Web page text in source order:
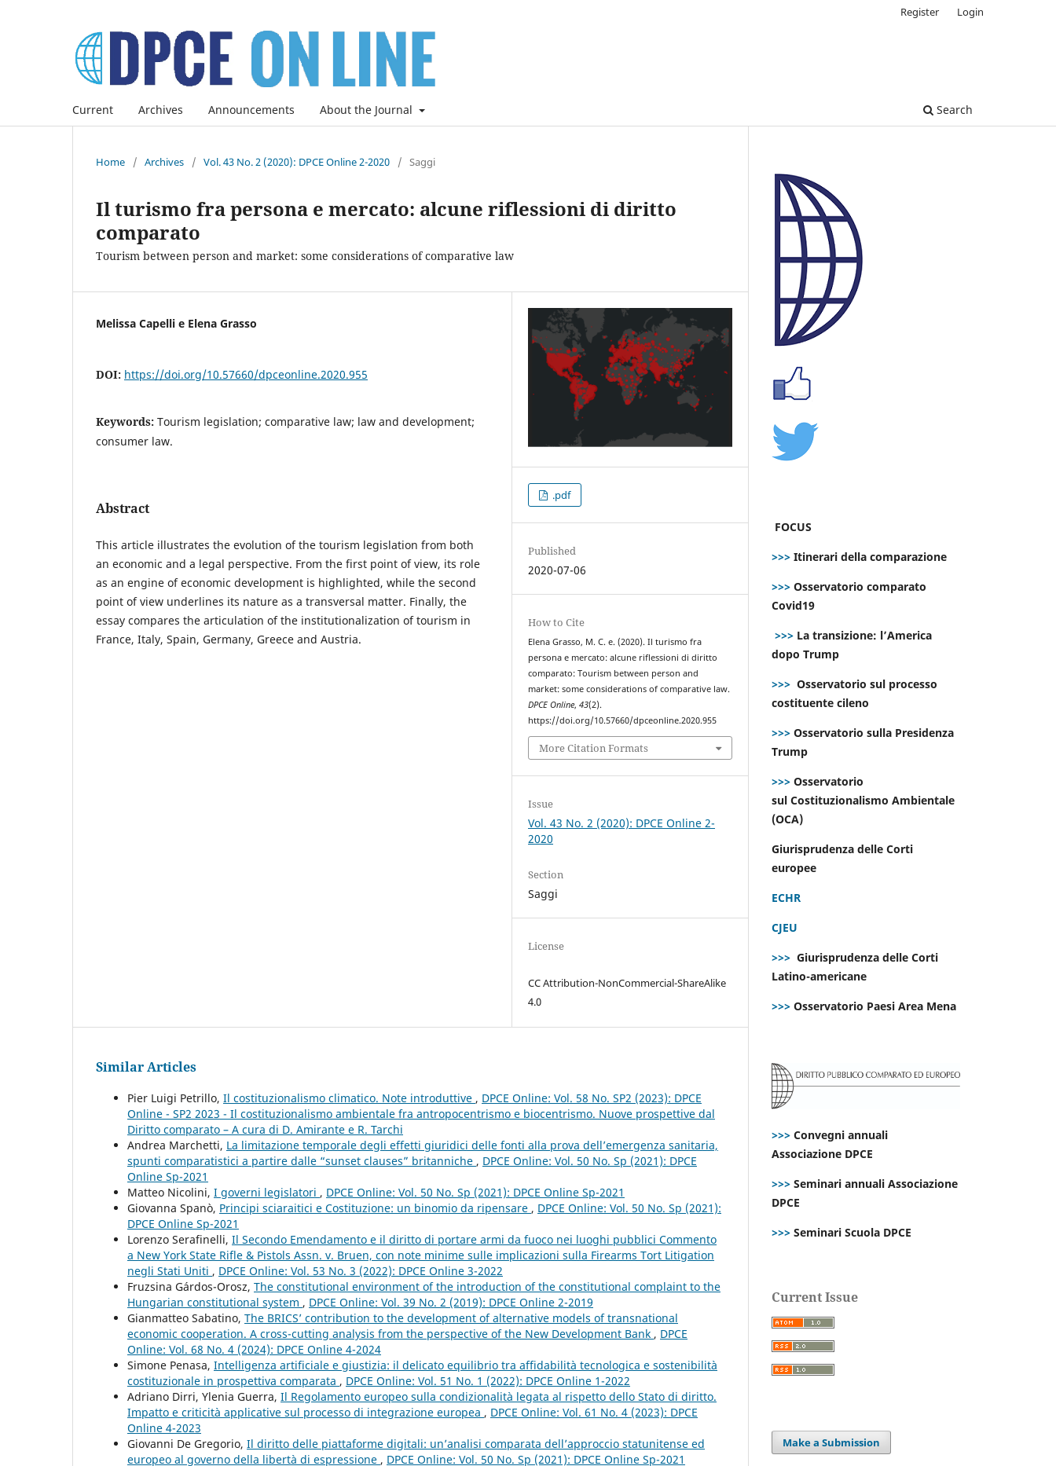
Current Archives Announcements About the Journal Search
Register Login
Home / Archives / Vol. 43 No. 2 (2020): DPCE Online 2-2020 / Saggi
Il turismo fra persona e mercato: alcune riflessioni di diritto
comparato
Tourism between person and market: some considerations of comparative law
Melissa Capelli e Elena Grasso
DOI: https://doi.org/10.57660/dpceonline.2020.955
Keywords: Tourism legislation; comparative law; law and development;
consumer law.
Abstract
This article illustrates the evolution of the tourism legislation from both
an economic and a legal perspective. From the first point of view, its role
as an engine of economic development is highlighted, while the second
point of view underlines its nature as a transversal matter. Finally, the
essay compares the articulation of the institutionalization of tourism in
France, Italy, Spain, Germany, Greece and Austria.
.pdf
Published
2020-07-06
How to Cite
Elena Grasso, M. C. e. (2020). Il turismo fra
persona e mercato: alcune riflessioni di diritto
comparato: Tourism between person and
market: some considerations of comparative law.
DPCE Online,43(2).
https://doi.org/10.57660/dpceonline.2020.955
More Citation Formats
Issue
Vol. 43 No. 2 (2020): DPCE Online 2-
2020
Section
Saggi
License
CC Attribution-NonCommercial-ShareAlike
4.0
Similar Articles
Pier Luigi Petrillo, Il costituzionalismo climatico. Note introduttive , DPCE Online: Vol. 58 No. SP2 (2023): DPCE
Online - SP2 2023 - Il costituzionalismo ambientale fra antropocentrismo e biocentrismo. Nuove prospettive dal
Diritto comparato – A cura di D. Amirante e R. Tarchi
Andrea Marchetti, La limitazione temporale degli effetti giuridici delle fonti alla prova dell’emergenza sanitaria,
spunti comparatistici a partire dalle “sunset clauses” britanniche , DPCE Online: Vol. 50 No. Sp (2021): DPCE
Online Sp-2021
Matteo Nicolini, I governi legislatori , DPCE Online: Vol. 50 No. Sp (2021): DPCE Online Sp-2021
Giovanna Spanò, Principi sciaraitici e Costituzione: un binomio da ripensare , DPCE Online: Vol. 50 No. Sp (2021):
DPCE Online Sp-2021
Lorenzo Serafinelli, Il Secondo Emendamento e il diritto di portare armi da fuoco nei luoghi pubblici Commento
a New York State Rifle & Pistols Assn. v. Bruen, con note minime sulle implicazioni sulla Firearms Tort Litigation
negli Stati Uniti , DPCE Online: Vol. 53 No. 3 (2022): DPCE Online 3-2022
Fruzsina Gárdos-Orosz, The constitutional environment of the introduction of the constitutional complaint to the
Hungarian constitutional system , DPCE Online: Vol. 39 No. 2 (2019): DPCE Online 2-2019
Gianmatteo Sabatino, The BRICS’ contribution to the development of alternative models of transnational
economic cooperation. A cross-cutting analysis from the perspective of the New Development Bank , DPCE
Online: Vol. 68 No. 4 (2024): DPCE Online 4-2024
Simone Penasa, Intelligenza artificiale e giustizia: il delicato equilibrio tra affidabilità tecnologica e sostenibilità
costituzionale in prospettiva comparata , DPCE Online: Vol. 51 No. 1 (2022): DPCE Online 1-2022
Adriano Dirri, Ylenia Guerra, Il Regolamento europeo sulla condizionalità legata al rispetto dello Stato di diritto.
Impatto e criticità applicative sul processo di integrazione europea , DPCE Online: Vol. 61 No. 4 (2023): DPCE
Online 4-2023
Giovanni De Gregorio, Il diritto delle piattaforme digitali: un’analisi comparata dell’approccio statunitense ed
europeo al governo della libertà di espressione , DPCE Online: Vol. 50 No. Sp (2021): DPCE Online Sp-2021
FOCUS
>>> Itinerari della comparazione
>>> Osservatorio comparato
Covid19
>>> La transizione: l’America
dopo Trump
>>> Osservatorio sul processo
costituente cileno
>>> Osservatorio sulla Presidenza
Trump
>>> Osservatorio
sul Costituzionalismo Ambientale
(OCA)
Giurisprudenza delle Corti
europee
ECHR
CJEU
>>> Giurisprudenza delle Corti
Latino-americane
>>> Osservatorio Paesi Area Mena
>>> Convegni annuali
Associazione DPCE
>>> Seminari annuali Associazione
DPCE
>>> Seminari Scuola DPCE
Current Issue
Make a Submission